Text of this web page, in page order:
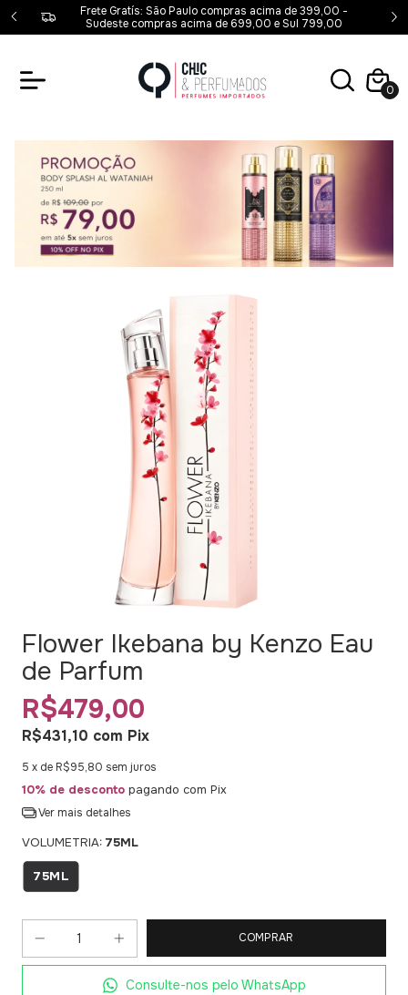
-
Frete Gratís: São Paulo compras acima de 399,00 -
Sudeste compras acima de 699,00 e Sul 799,00
0
Flower Ikebana by Kenzo Eau
de Parfum
R$479,00
R$431,10 com Pix
5 x de R$95,80 sem juros
10% de desconto pagando com Pix
Ver mais detalhes
VOLUMETRIA: 75ML
75ML
Consulte-nos pelo WhatsApp